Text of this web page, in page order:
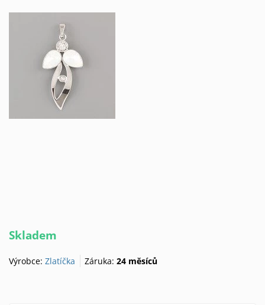
Skladem
Výrobce: Zlatíčka Záruka:24 měsíců